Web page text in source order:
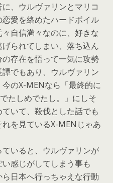
、ウルヴァリンとマリコ
愛を絡めたハードボイル
自信満々なのに、好きな
られてしまい、落ち込ん
存在を悟って一気に攻勢
でもあり、ウルヴァリン
のX-MENなら「最終的に
たしめでたし。」にしそ
いて、殺伐とした話でも
を見ているX-MENじゃあ
いると、ウルヴァリンが
感じがしてしまう事も
日本へ行っちゃえな行動